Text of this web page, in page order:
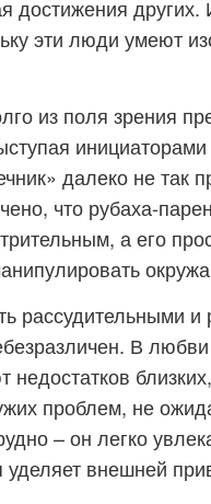
достижения
эти люди умеют
из поля зрения
далеко не так
что рубаха-
а его
рассудительными
В
недостатков
проблем, не
– он легко
внешней